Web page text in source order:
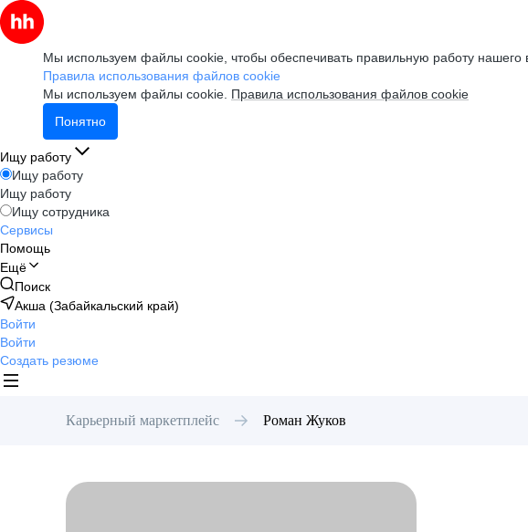
Мы используем файлы cookie, чтобы обеспечивать правильную работу нашего
Правила использования файлов cookie
Мы используем файлы cookie. Правила использования файлов cookie
Понятно
Ищу работу
Ищу работу
Ищу работу
Ищу сотрудника
Сервисы
Помощь
Ещё
Поиск
Акша (Забайкальский край)
Войти
Войти
Создать резюме
Карьерный маркетплейс Роман Жуков